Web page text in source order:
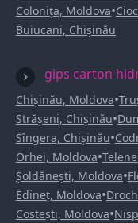
Colonița, Moldova•
Buiucani, Chișinău
gips carton
Chișinău, Moldova•
Strășeni, Chișinău•
Sîngera, Chișinău•
Orhei, Moldova•
Șoldănești, Moldova•
Edineț, Moldova•
Costești, Moldova•